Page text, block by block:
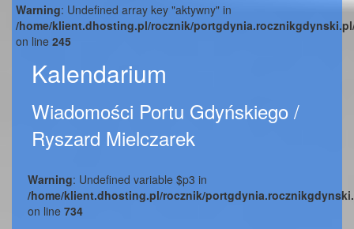
Warning: Undefined array key "aktywny" in
/home/klient.dhosting.pl/rocznik/
on line 245
Kalendarium
Wiadomości Portu Gdyńskiego /
Ryszard Mielczarek
Warning: Undefined variable $p3 in
/home/klient.dhosting.pl/rocznik/
on line 734